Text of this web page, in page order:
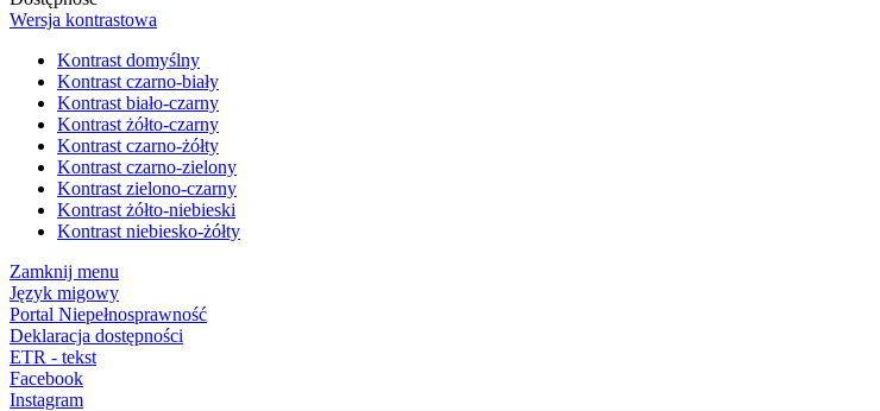
Wersja kontrastowa
Kontrast domyślny
Kontrast czarno-biały
Kontrast biało-czarny
Kontrast żółto-czarny
Kontrast czarno-żółty
Kontrast czarno-zielony
Kontrast zielono-czarny
Kontrast żółto-niebieski
Kontrast niebiesko-żółty
Zamknij menu
Język migowy
Portal Niepełnosprawność
Deklaracja dostępności
ETR - tekst
Facebook
Instagram